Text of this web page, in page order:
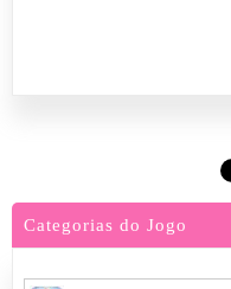
Categorias do Jogo